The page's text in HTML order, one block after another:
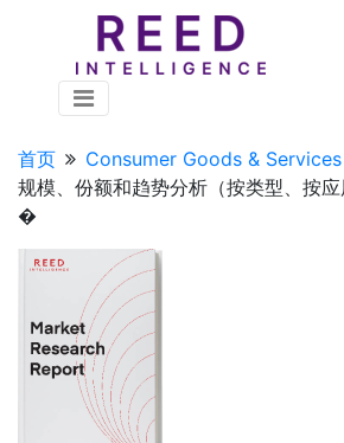
首页 Consumer Goods & Services
规模、份额和趋势分析（按类型、按应
�